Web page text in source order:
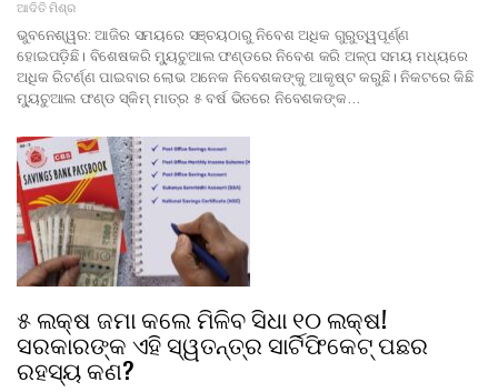
ଆଦିତି ମିଶ୍ର
ଭୁବନେଶ୍ୱର: ଆଜିର ସମୟରେ ସଞ୍ଚୟଠାରୁ ନିବେଶ ଅଧିକ ଗୁରୁତ୍ୱପୂର୍ଣ୍ଣ
ହୋଇପଡ଼ିଛି। ବିଶେଷକରି ମ୍ୟୁଚୁଆଲ ଫଣ୍ଡରେ ନିବେଶ କରି ଅଳ୍ପ ସମୟ ମଧ୍ୟରେ
ଅଧିକ ରିଟର୍ଣ୍ଣ ପାଇବାର ଲୋଭ ଅନେକ ନିବେଶକଙ୍କୁ ଆକୃଷ୍ଟ କରୁଛି। ନିକଟରେ କିଛି
ମ୍ୟୁଚୁଆଲ ଫଣ୍ଡ ସ୍କିମ୍ ମାତ୍ର ୫ ବର୍ଷ ଭିତରେ ନିବେଶକଙ୍କ…
୫ ଲକ୍ଷ ଜମା କଲେ ମିଳିବ ସିଧା ୧୦ ଲକ୍ଷ!
ସରକାରଙ୍କ ଏହି ସ୍ୱତନ୍ତ୍ର ସାର୍ଟିଫିକେଟ୍ ପଛର
ରହସ୍ୟ କଣ?